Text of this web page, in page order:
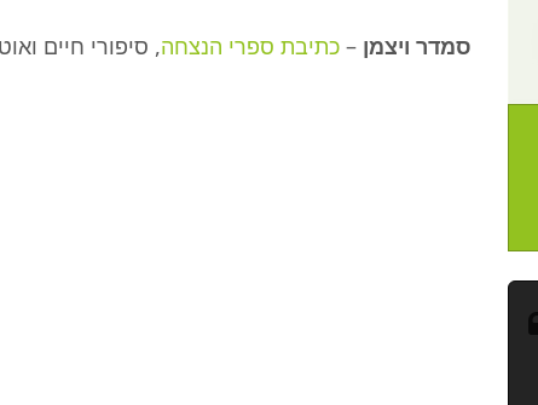
סמדר ויצמן – כתיבת ספרי הנצחה, סיפורי חיים